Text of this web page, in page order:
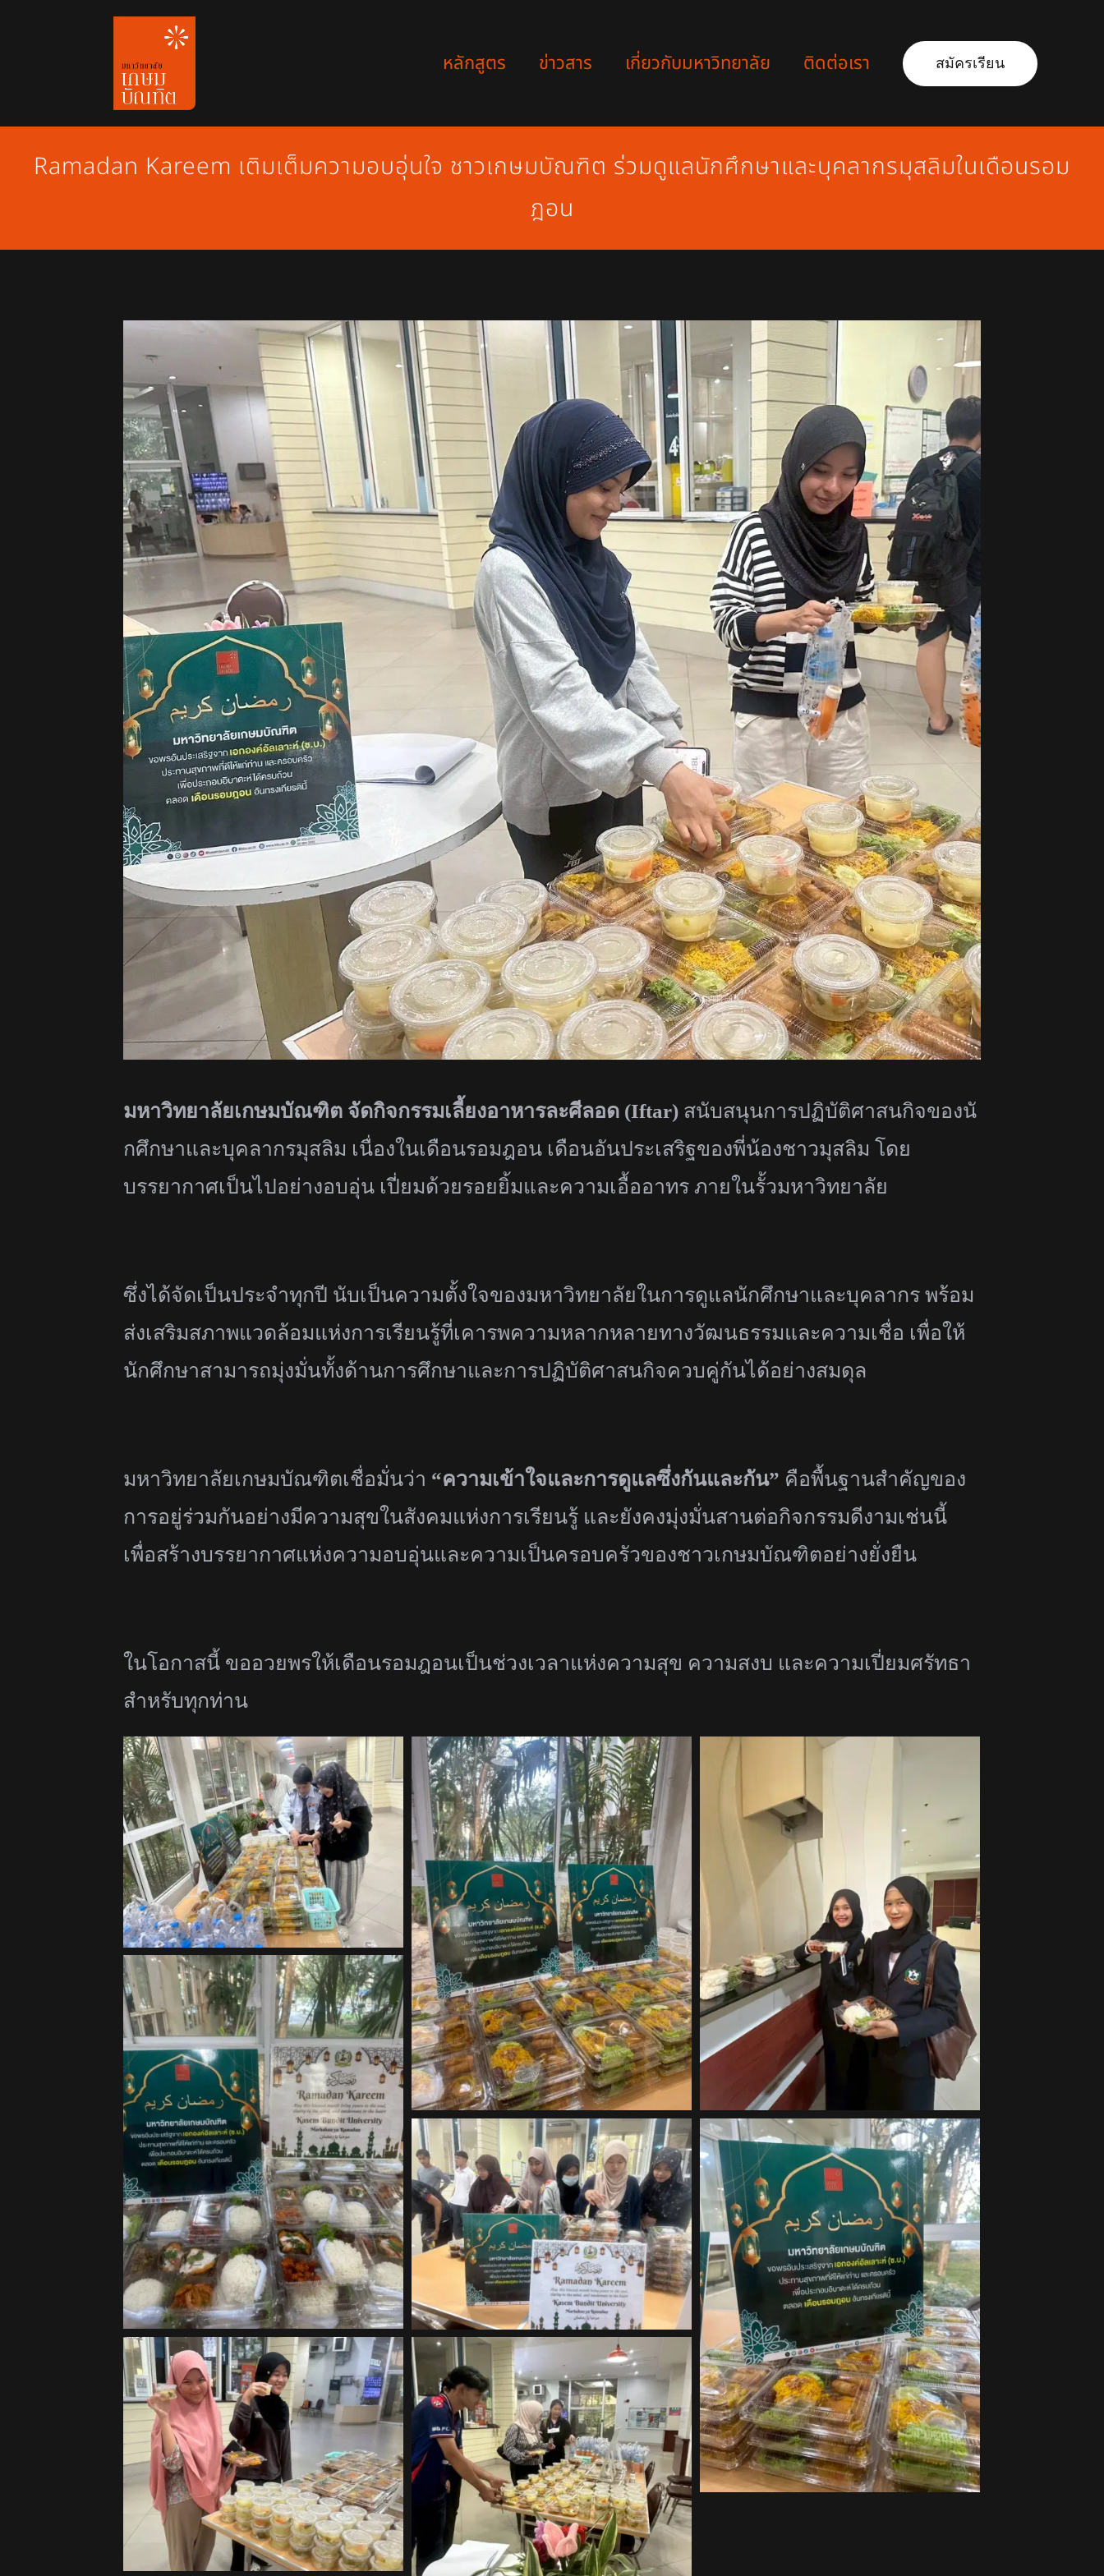
หลักสูตร ข่าวสาร เกี่ยวกับมหาวิทยาลัย ติดต่อเรา สมัครเรียน
Ramadan Kareem เติมเต็มความอบอุ่นใจ ชาวเกษมบัณฑิต ร่วมดูแลนักศึกษาและบุคลากรมุสลิมในเดือนรอม
ฎอน
มหาวิทยาลัยเกษมบัณฑิต จัดกิจกรรมเลี้ยงอาหารละศีลอด (Iftar) สนับสนุนการปฏิบัติศาสนกิจของนั
กศึกษาและบุคลากรมุสลิม เนื่องในเดือนรอมฎอน เดือนอันประเสริฐของพี่น้องชาวมุสลิม โดย
บรรยากาศเป็นไปอย่างอบอุ่น เปี่ยมด้วยรอยยิ้มและความเอื้ออาทร ภายในรั้วมหาวิทยาลัย
ซึ่งได้จัดเป็นประจำทุกปี นับเป็นความตั้งใจของมหาวิทยาลัยในการดูแลนักศึกษาและบุคลากร พร้อม
ส่งเสริมสภาพแวดล้อมแห่งการเรียนรู้ที่เคารพความหลากหลายทางวัฒนธรรมและความเชื่อ เพื่อให้
นักศึกษาสามารถมุ่งมั่นทั้งด้านการศึกษาและการปฏิบัติศาสนกิจควบคู่กันได้อย่างสมดุล
มหาวิทยาลัยเกษมบัณฑิตเชื่อมั่นว่า “ความเข้าใจและการดูแลซึ่งกันและกัน” คือพื้นฐานสำคัญของ
การอยู่ร่วมกันอย่างมีความสุขในสังคมแห่งการเรียนรู้ และยังคงมุ่งมั่นสานต่อกิจกรรมดีงามเช่นนี้
เพื่อสร้างบรรยากาศแห่งความอบอุ่นและความเป็นครอบครัวของชาวเกษมบัณฑิตอย่างยั่งยืน
ในโอกาสนี้ ขออวยพรให้เดือนรอมฎอนเป็นช่วงเวลาแห่งความสุข ความสงบ และความเปี่ยมศรัทธา
สำหรับทุกท่าน